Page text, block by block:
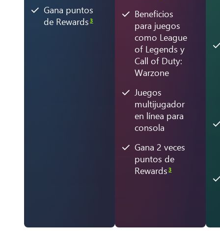
Gana puntos
de Rewards 3
Beneficios
para juegos
como League
of Legends y
Call of Duty:
Warzone
Juegos
multijugador
en línea para
consola
Gana 2 veces
puntos de
Rewards 3